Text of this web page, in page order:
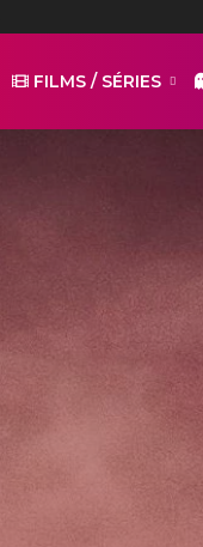
FILMS / SÉRIES